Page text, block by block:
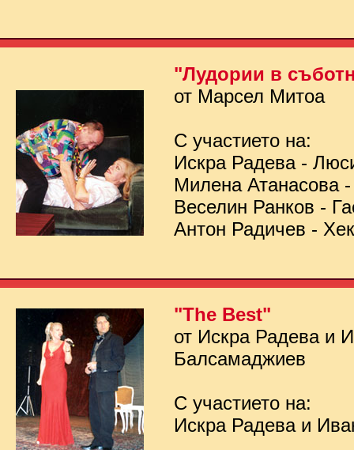
"Лудории в
от Марсел Митоа
С участието на:
Искра Радева -
Милена Атанасова
Веселин Ранков -
Антон Радичев -
"The Best"
от Искра Радева и
Балсамаджиев
С участието на:
Искра Радева и